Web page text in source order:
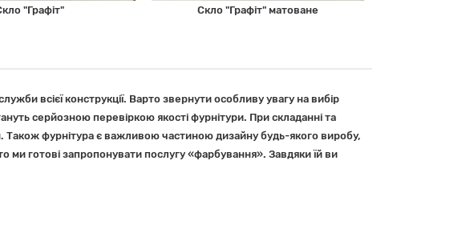
"Графіт" Скло "Графіт" матоване
всієї конструкції. Варто звернути особливу увагу на вибір
серйозною перевіркою якості фурнітури. При складанні та
фурнітура є важливою частиною дизайну будь-якого виробу,
ми готові запропонувати послугу «фарбування». Завдяки їй ви